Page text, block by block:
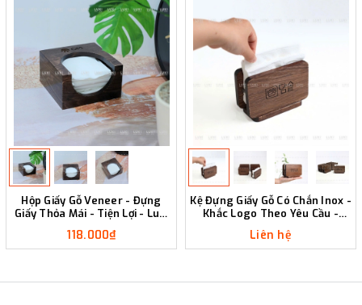
Hộp Giấy Gỗ Veneer - Đựng
Giấy Thỏa Mái - Tiện Lợi - Luxi
118.000₫
Kệ Đựng Giấy Gỗ Có Chắn Inox -
Khắc Logo Theo Yêu Cầu -
Liên hệ